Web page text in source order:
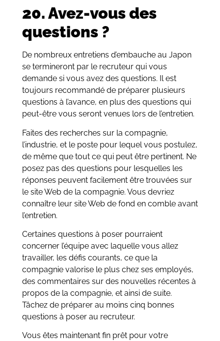
20. Avez-vous des
questions ?
De nombreux entretiens d’embauche au Japon
se termineront par le recruteur qui vous
demande si vous avez des questions. Il est
toujours recommandé de préparer plusieurs
questions à l’avance, en plus des questions qui
peut-être vous seront venues lors de l’entretien.
Faites des recherches sur la compagnie,
l’industrie, et le poste pour lequel vous postulez,
de même que tout ce qui peut être pertinent. Ne
posez pas des questions pour lesquelles les
réponses peuvent facilement être trouvées sur
le site Web de la compagnie. Vous devriez
connaître leur site Web de fond en comble avant
l’entretien.
Certaines questions à poser pourraient
concerner l’équipe avec laquelle vous allez
travailler, les défis courants, ce que la
compagnie valorise le plus chez ses employés,
des commentaires sur des nouvelles récentes à
propos de la compagnie, et ainsi de suite.
Tâchez de préparer au moins cinq bonnes
questions à poser au recruteur.
Vous êtes maintenant fin prêt pour votre